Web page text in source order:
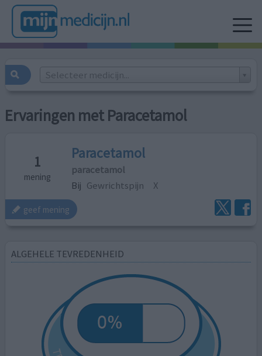
Selecteer medicijn...
Ervaringen met Paracetamol
1
mening
Paracetamol
paracetamol
Bij Gewrichtspijn X
geef mening
ALGEHELE TEVREDENHEID